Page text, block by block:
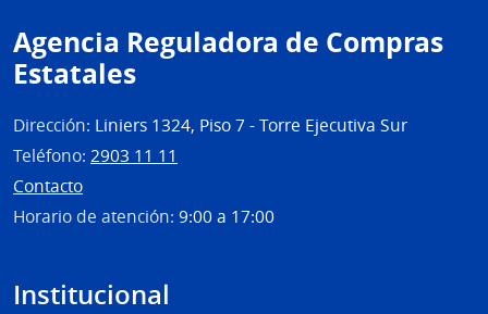
Agencia Reguladora de Compras
Estatales
Dirección: Liniers 1324, Piso 7 - Torre Ejecutiva Sur
Teléfono: 2903 11 11
Contacto
Horario de atención: 9:00 a 17:00
Institucional